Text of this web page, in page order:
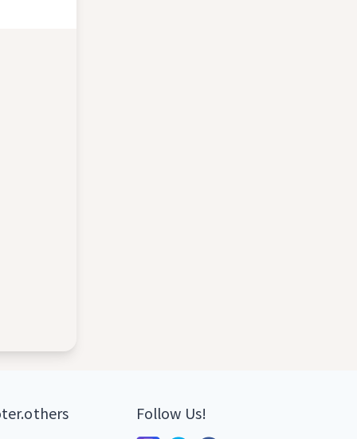
Follow Us!